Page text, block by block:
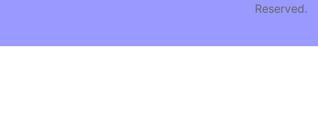
Reserved.